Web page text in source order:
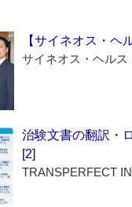
【サイネオス・
サイネオス・ヘル
治験文書の翻訳・
[2]
TRANSPERFECT